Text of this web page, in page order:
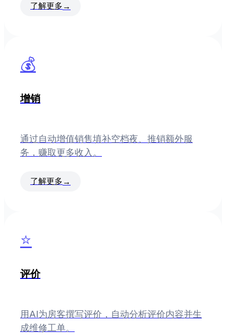
了解更多 →
💰
增销
通过自动增值销售填补空档夜、推销额外服
务，赚取更多收入。
了解更多 →
⭐
评价
用AI为房客撰写评价，自动分析评价内容并生
成维修工单。